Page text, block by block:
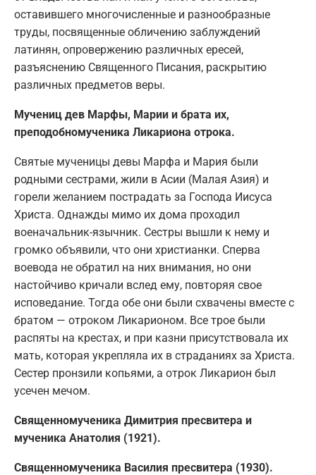
оставившего многочисленные и разнообразные
труды, посвященные обличению заблуждений
латинян, опровержению различных ересей,
разъяснению Священного Писания, раскрытию
различных предметов веры.
Мучениц дев Марфы, Марии и брата их,
преподобномученика Ликариона отрока.
Святые мученицы девы Марфа и Мария были
родными сестрами, жили в Асии (Малая Азия) и
горели желанием пострадать за Господа Иисуса
Христа. Однажды мимо их дома проходил
военачальник-язычник. Сестры вышли к нему и
громко объявили, что они христианки. Сперва
воевода не обратил на них внимания, но они
настойчиво кричали вслед ему, повторяя свое
исповедание. Тогда обе они были схвачены вместе с
братом — отроком Ликарионом. Все трое были
распяты на крестах, и при казни присутствовала их
мать, которая укрепляла их в страданиях за Христа.
Сестер пронзили копьями, а отрок Ликарион был
усечен мечом.
Священномученика Димитрия пресвитера и
мученика Анатолия (1921).
Священномученика Василия пресвитера (1930).